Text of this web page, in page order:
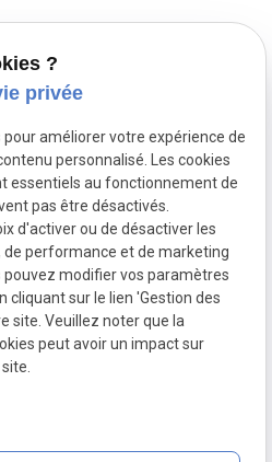
en décoration
Actualités
Devis
de
Gestion
des
cookies
Plan du
site
?
privée
améliorer votre expérience de
personnalisé. Les cookies
essentiels au fonctionnement de
pas être désactivés.
d'activer ou de désactiver les
de performance et de marketing
modifier vos paramètres
cliquant sur le lien 'Gestion des
site. Veuillez noter que la
peut avoir un impact sur